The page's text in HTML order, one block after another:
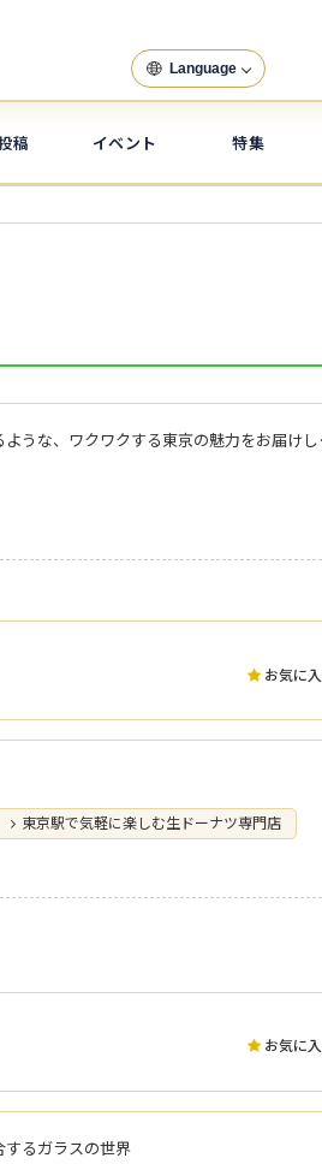
Language
稿 イベント 特集
「次の
お気に
東京駅で気軽に楽しむ生ドーナツ専門店
お気に
るガラスの世界